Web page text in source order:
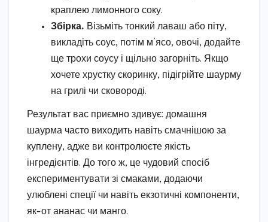
краплею лимонного соку.
Збірка. Візьміть тонкий лаваш або піту,
викладіть соус, потім м’ясо, овочі, додайте
ще трохи соусу і щільно загорніть. Якщо
хочете хрустку скоринку, підігрійте шаурму
на грилі чи сковороді.
Результат вас приємно здивує: домашня
шаурма часто виходить навіть смачнішою за
куплену, адже ви контролюєте якість
інгредієнтів. До того ж, це чудовий спосіб
експериментувати зі смаками, додаючи
улюблені спеції чи навіть екзотичні компоненти,
як-от ананас чи манго.